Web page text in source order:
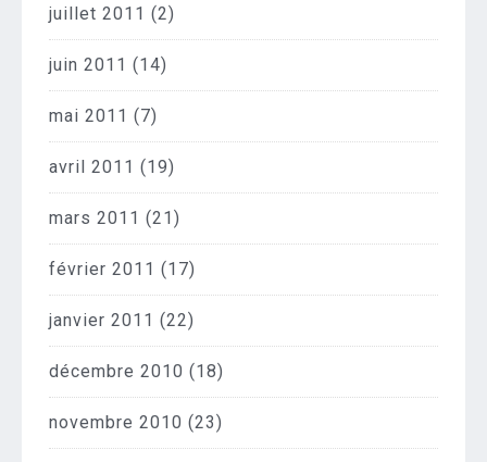
juillet 2011 (2)
juin 2011 (14)
mai 2011 (7)
avril 2011 (19)
mars 2011 (21)
février 2011 (17)
janvier 2011 (22)
décembre 2010 (18)
novembre 2010 (23)